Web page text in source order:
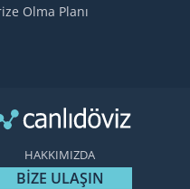
Olma Planı
Kararında
HAKKIMIZDA
BİZE ULAŞIN